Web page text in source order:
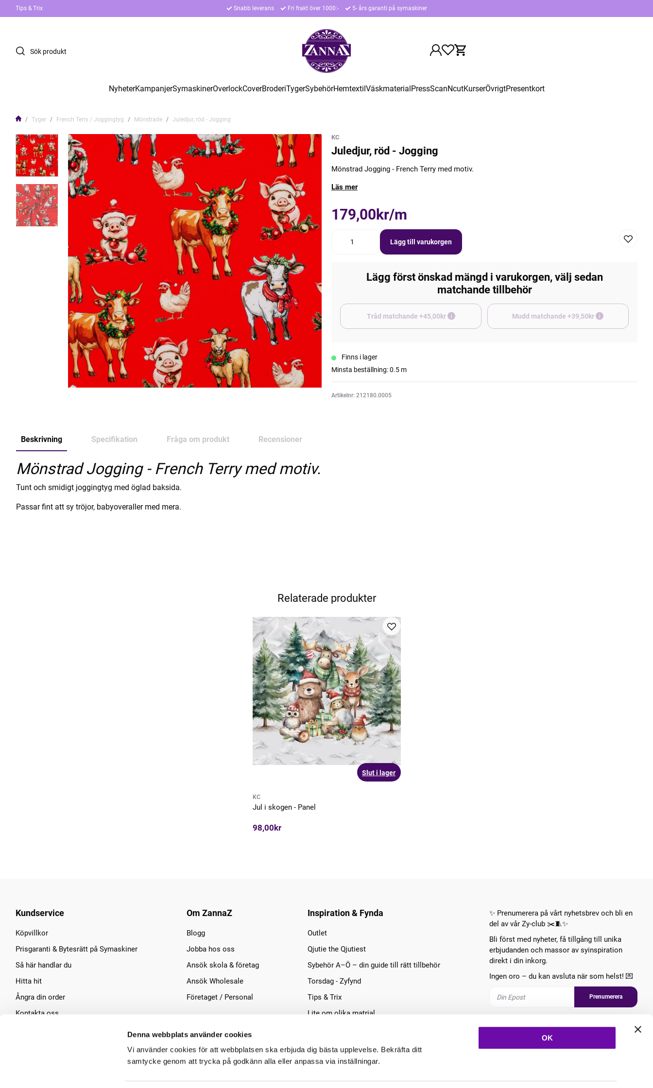
Denna webbplats använder cookies
Vi använder cookies för att webbplatsen ska erbjuda dig bästa upplevelse. Bekräfta ditt
samtycke genom att trycka på godkänn alla eller anpassa via inställningar.
OK
Tips & Trix Snabb leverans Fri frakt över 1000:- 5- års garanti på symaskiner
NyheterKampanjerSymaskinerOverlockCoverBroderiTygerSybehörHemtextilVäskmaterialPressScanNcutKurserÖvrigtPresentkort
Tyger French Terry / Joggingtyg Mönstrade Juledjur, röd - Jogging
KC
Juledjur, röd - Jogging
Mönstrad Jogging - French Terry med motiv.
Läs mer
179,00kr/m
Lägg till varukorgen
Lägg först önskad mängd i varukorgen, välj sedan
matchande tillbehör
Tråd matchande +45,00kr Mudd matchande +39,50kr
Finns i lager
Minsta beställning: 0.5 m
Artikelnr: 212180.0005
Beskrivning Specifikation Fråga om produkt Recensioner
Mönstrad Jogging - French Terry med motiv.
Tunt och smidigt joggingtyg med öglad baksida.
Passar fint att sy tröjor, babyoveraller med mera.
Relaterade produkter
Slut i lager
KC
Jul i skogen - Panel
98,00kr
Kundservice
Köpvillkor
Prisgaranti & Bytesrätt på Symaskiner
Så här handlar du
Hitta hit
Ångra din order
Kontakta oss
Om ZannaZ
Blogg
Jobba hos oss
Ansök skola & företag
Ansök Wholesale
Företaget / Personal
Inspiration & Fynda
Outlet
Qjutie the Qjutiest
Sybehör A–Ö – din guide till rätt tillbehör
Torsdag - Zyfynd
Tips & Trix
Lite om olika matrial
✨ Prenumerera på vårt nyhetsbrev och bli en
del av vår Zy-club ✂️🧵✨
Bli först med nyheter, få tillgång till unika
erbjudanden och massor av syinspiration
direkt i din inkorg.
Ingen oro – du kan avsluta när som helst! 💌
Prenumerera